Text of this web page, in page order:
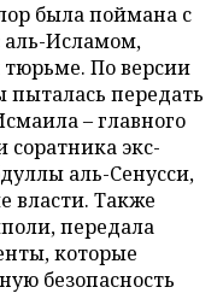
была поймана с
аль-Исламом,
По версии
пыталась передать
– главного
соратника экс-
аль-Сенусси,
власти. Также
передала
которые
безопасность